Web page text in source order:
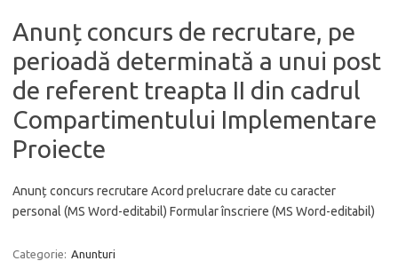
Anunț concurs de recrutare, pe
perioadă determinată a unui post
de referent treapta II din cadrul
Compartimentului Implementare
Proiecte
Anunț concurs recrutare Acord prelucrare date cu caracter
personal (MS Word-editabil) Formular înscriere (MS Word-editabil)
Categorie: Anunturi